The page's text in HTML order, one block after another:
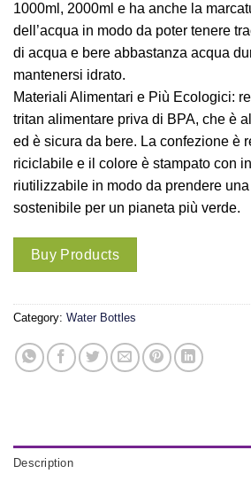
1000ml, 2000ml e ha anche la
dell’acqua in modo da poter tenere
di acqua e bere abbastanza acqua
mantenersi idrato.
Materiali Alimentari e Più Ecologici:
tritan alimentare priva di BPA, che è
ed è sicura da bere. La confezione è
riciclabile e il colore è stampato con
riutilizzabile in modo da prendere
sostenibile per un pianeta più verde.
Buy Products
Category: Water Bottles
Description